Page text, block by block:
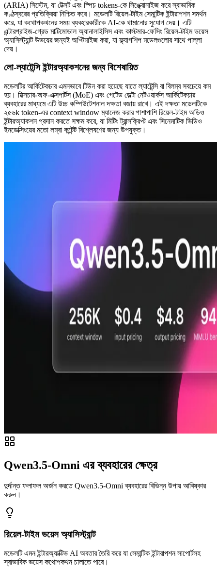
(ARIA) সিস্টেম, যা টেক্সট এবং স্পিচ tokens-কে সিঙ্ক্রোনাইজ করে স্বাভাবিক
কণ্ঠস্বরের প্রতিক্রিয়া নিশ্চিত করে। মডেলটি রিয়েল-টাইম সেমান্টিক ইন্টারাপশন সমর্থন
করে, যা কথোপকথনের সময় ব্যবহারকারীকে AI-কে থামানোর সুযোগ দেয়। এটি
এন্টারপ্রাইজ-গ্রেড মাল্টিমোডাল অ্যানালাইসিস এবং কাস্টমার-ফেসিং রিয়েল-টাইম ভয়েস
অ্যাসিস্ট্যান্ট উভয়ের জন্যই অপ্টিমাইজ করা, যা ফ্ল্যাগশিপ মডেলগুলোর সাথে পাল্লা
দেয়।
লো-ল্যাটেন্সি ইন্টারঅ্যাকশনের জন্য বিশেষায়িত
মডেলটির আর্কিটেকচার এমনভাবে টিউন করা হয়েছে যাতে ল্যাটেন্সি বা বিলম্ব সবচেয়ে কম
হয়। মিক্সচার-অফ-এক্সপার্টস (MoE) এবং গেটেড ডেল্টা নেটওয়ার্কস আর্কিটেকচার
ব্যবহারের মাধ্যমে এটি উচ্চ কম্পিউটেশনাল দক্ষতা বজায় রাখে। এই দক্ষতা মডেলটিকে
২৫৬k token-এর context window ম্যানেজ করার পাশাপাশি রিয়েল-টাইম অডিও
ইন্টারঅ্যাকশন প্রদান করতে সক্ষম করে, যা মিটিং ট্রান্সক্রিপ্ট এবং সিনেমাটিক ভিডিও
ইনডেক্সিংয়ের মতো লম্বা কন্টেন্ট বিশ্লেষণের জন্য উপযুক্ত।
Qwen3.5-Omni এর ব্যবহারের ক্ষেত্র
দুর্দান্ত ফলাফল অর্জন করতে Qwen3.5-Omni ব্যবহারের বিভিন্ন উপায় আবিষ্কার
করুন।
রিয়েল-টাইম ভয়েস অ্যাসিস্ট্যান্ট
মডেলটি এমন ইন্টারঅ্যাক্টিভ AI অবতার তৈরি করে যা সেমান্টিক ইন্টারাপশন সাপোর্টসহ
স্বাভাবিক ভয়েস কথোপকথন চালাতে পারে।